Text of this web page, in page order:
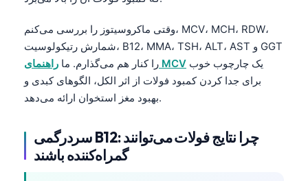
وقتی ماکروسیتوز را بررسی می‌کنم، MCV، MCH، RDW،
شمارش رتیکولوسیت، B12، MMA، TSH، ALT، AST و GGT
را کنار هم می‌گذارم. ما راهنمای MCV
برای جدا کردن کمبود فولات از اثر الکل، الگوهای کبدی و
بهبود مغز استخوان ارائه می‌دهد.
سردرگمی B12: چرا نتایج فولات می‌توانند
گمراه‌کننده باشند